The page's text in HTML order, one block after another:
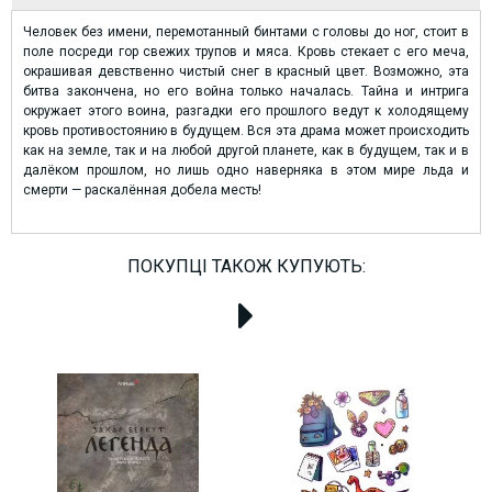
Человек без имени, перемотанный бинтами с головы до ног, стоит в
поле посреди гор свежих трупов и мяса. Кровь стекает с его меча,
окрашивая девственно чистый снег в красный цвет. Возможно, эта
битва закончена, но его война только началась. Тайна и интрига
окружает этого воина, разгадки его прошлого ведут к холодящему
кровь противостоянию в будущем. Вся эта драма может происходить
как на земле, так и на любой другой планете, как в будущем, так и в
далёком прошлом, но лишь одно наверняка в этом мире льда и
смерти — раскалённая добела месть!
ПОКУПЦІ ТАКОЖ КУПУЮТЬ: